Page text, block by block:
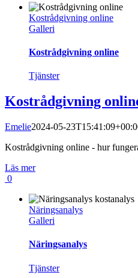
Kostrådgivning online
Galleri
Kostrådgivning online
Tjänster
Kostrådgivning
Emelie2024-05-
Kostrådgivning online - hur
Läs mer
0
Näringsanalys
Galleri
Näringsanalys
Tjänster